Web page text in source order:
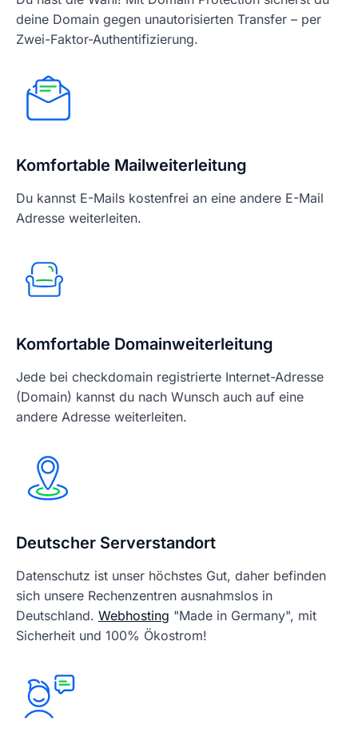
deine Domain gegen unautorisierten Transfer – per
Zwei-Faktor-Authentifizierung.
Komfortable Mailweiterleitung
Du kannst E-Mails kostenfrei an eine andere E-Mail
Adresse weiterleiten.
Komfortable Domainweiterleitung
Jede bei checkdomain registrierte Internet-Adresse
(Domain) kannst du nach Wunsch auch auf eine
andere Adresse weiterleiten.
Deutscher Serverstandort
Datenschutz ist unser höchstes Gut, daher befinden
sich unsere Rechenzentren ausnahmslos in
Deutschland. Webhosting "Made in Germany", mit
Sicherheit und 100% Ökostrom!